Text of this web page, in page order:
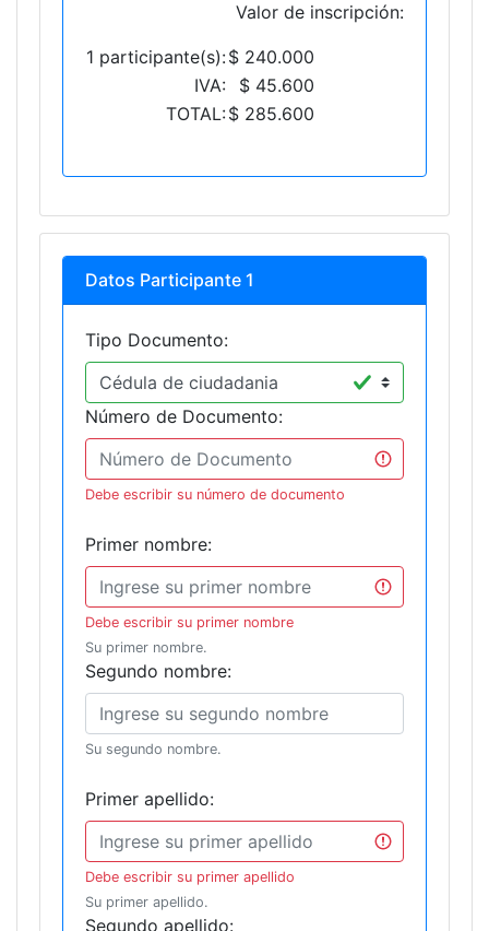
Valor de inscripción:
1 participante(s):$ 240.000
IVA:
$ 45.600
TOTAL:$ 285.600
Datos Participante 1
Tipo Documento:
Número de Documento:
Debe escribir su número de documento
Primer nombre:
Debe escribir su primer nombre
Su primer nombre.
Segundo nombre:
Su segundo nombre.
Primer apellido:
Debe escribir su primer apellido
Su primer apellido.
Segundo apellido: